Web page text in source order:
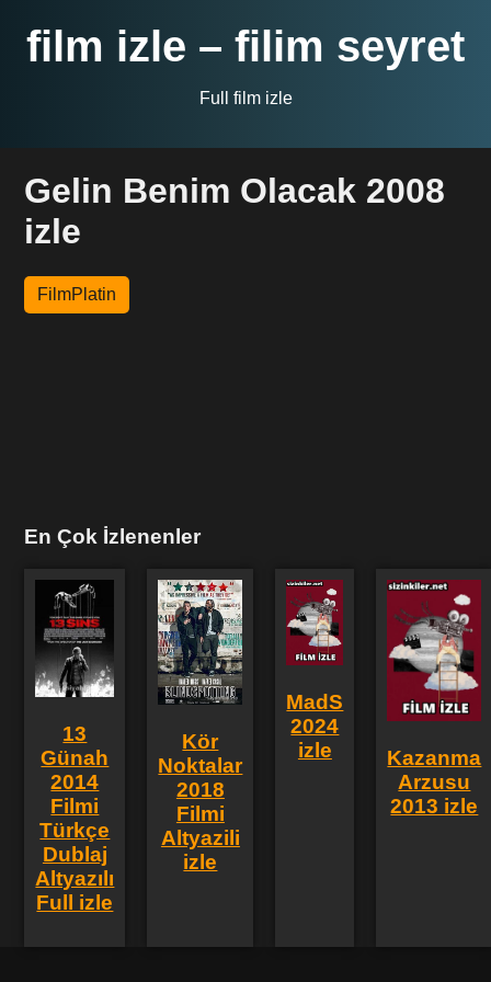
film izle – filim seyret
Full film izle
Gelin Benim Olacak 2008
izle
FilmPlatin
En Çok İzlenenler
13
Günah
2014
Filmi
Türkçe
Dublaj
Altyazılı
Full izle
Kör
Noktalar
2018
Filmi
Altyazili
izle
MadS
2024
izle
Kazanma
Arzusu
2013 izle